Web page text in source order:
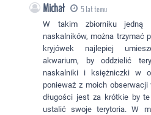
Michał 5 lat temu
W takim zbiorniku jedną
naskalników, można trzymać
kryjówek najlepiej
akwarium, by oddzielić
naskalniki i księżniczki w
ponieważ z moich
długości jest za krótkie by
ustalić swoje terytoria. W